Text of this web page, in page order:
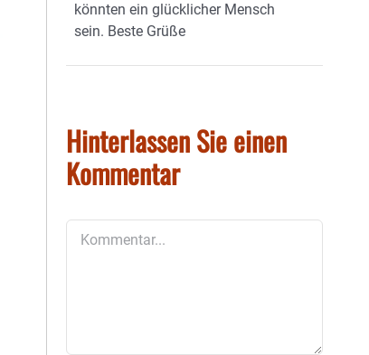
könnten ein glücklicher Mensch
sein. Beste Grüße
Hinterlassen Sie einen
Kommentar